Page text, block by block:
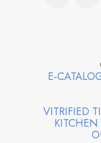
E-
VITRIFIED
KITCHEN